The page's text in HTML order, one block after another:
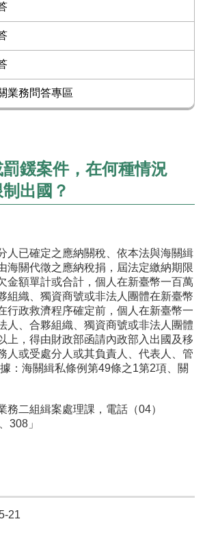
業務問答專區
鍰案件，在何種情況
出國？
人已確定之應納關稅、依本法與海關緝
海關代徵之應納稅捐，屆法定繳納期限
金額單計或合計，個人在新臺幣一百萬
組織、獨資商號或非法人團體在新臺幣
行政救濟程序確定前，個人在新臺幣一
人、合夥組織、獨資商號或非法人團體
上，得由財政部函請內政部入出國及移
人或受處分人或其負責人、代表人、管
：海關緝私條例第49條之1第2項、關
務二組緝案處理課，電話（04）
308」
21